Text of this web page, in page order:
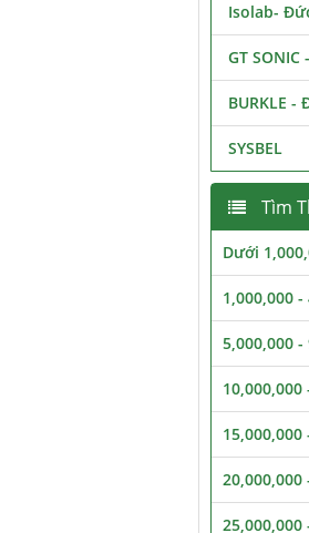
Isolab-
GT
BURKLE -
SYSBEL
Tìm
Dưới
1,000,000
5,000,000 -
10,000,000
15,000,000
20,000,000
25,000,000